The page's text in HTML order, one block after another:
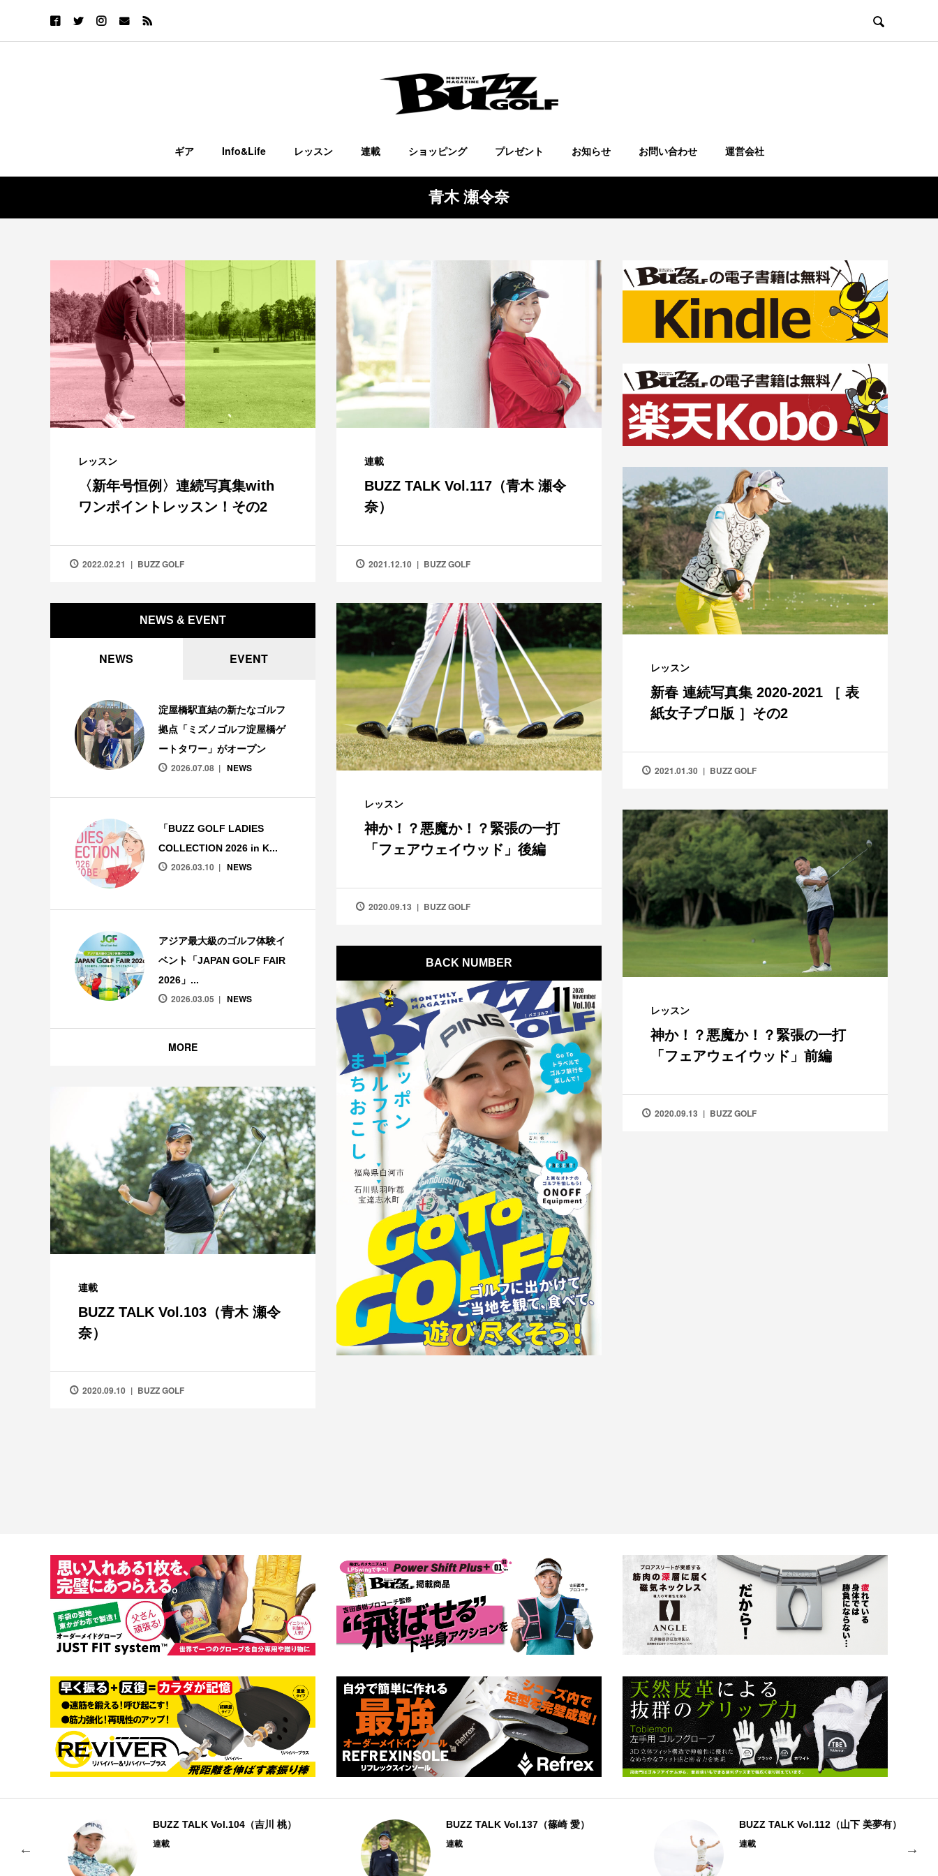

ギア Info&Life レッスン 連載 ショッピング プレゼント お知らせ お問い合わせ 運営会社
青木 瀬令奈
レッスン
〈新年号恒例〉連続写真集with
ワンポイントレッスン！その2
2022.02.21 BUZZ GOLF
連載
BUZZ TALK Vol.117（青木 瀬令
奈）
2021.12.10 BUZZ GOLF
レッスン
新春 連続写真集 2020-2021 ［ 表
紙女子プロ版 ］その2
2021.01.30 BUZZ GOLF
NEWS & EVENT
NEWS EVENT
淀屋橋駅直結の新たなゴルフ
拠点「ミズノゴルフ淀屋橋ゲ
ートタワー」がオープン
2026.07.08 NEWS
「BUZZ GOLF LADIES
COLLECTION 2026 in K...
2026.03.10 NEWS
アジア最大級のゴルフ体験イ
ベント「JAPAN GOLF FAIR
2026」...
2026.03.05 NEWS
MORE
レッスン
神か！？悪魔か！？緊張の一打
「フェアウェイウッド」後編
2020.09.13 BUZZ GOLF
レッスン
神か！？悪魔か！？緊張の一打
「フェアウェイウッド」前編
2020.09.13 BUZZ GOLF
BACK NUMBER
連載
BUZZ TALK Vol.103（青木 瀬令
奈）
2020.09.10 BUZZ GOLF
BUZZ TALK Vol.104（吉川 桃） BUZZ TALK Vol.137（篠崎 愛）
連載
BUZZ TALK Vol.112（山下 美夢有）